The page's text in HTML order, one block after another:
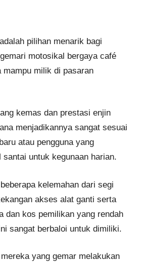
pilihan menarik bagi
motosikal bergaya café
mampu milik di pasaran
kemas dan prestasi enjin
menjadikannya sangat sesuai
atau pengguna yang
untuk kegunaan harian.
kelemahan dari segi
akses alat ganti serta
dan kos pemilikan yang rendah
sangat berbaloi untuk dimiliki.
yang gemar melakukan